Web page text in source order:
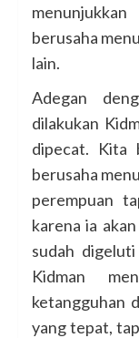
berusaha
lain.
Adegan
dilakukan
dipecat. Kita
berusaha
perempuan
karena ia
sudah
Kidman
ketangguhan
yang tepat,